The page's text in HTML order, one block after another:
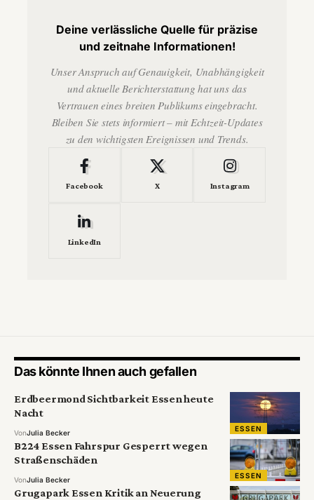
Deine verlässliche Quelle für präzise
und zeitnahe Informationen!
Unser Anspruch auf Genauigkeit, Unabhängigkeit
und aktuelle Berichterstattung hat uns das
Vertrauen eines breiten Publikums eingebracht.
Bleiben Sie stets informiert – mit Echtzeit-Updates
zu den wichtigsten Ereignissen und Trends.
Facebook X Instagram
LinkedIn
Das könnte Ihnen auch gefallen
ESSEN
Erdbeermond Sichtbarkeit Essen heute
Nacht
VonJulia Becker
ESSEN
B224 Essen Fahrspur Gesperrt wegen
Straßenschäden
VonJulia Becker
Grugapark Essen Kritik an Neuerung